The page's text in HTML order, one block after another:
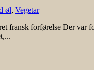
øl, Vegetar
fransk forførelse Der var